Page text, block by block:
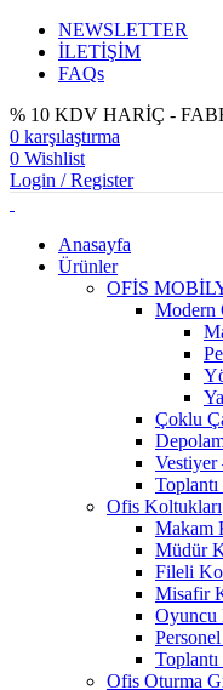
NEWSLETTER
İLETİŞİM
FAQs
% 10 KDV HARİÇ -
0 karşılaştırma
0 Wishlist
Login / Register
Anasayfa
Ürünler
OFİS
Modern
Çoklu
Vestiyer
Toplantı
Ofis Koltukları
Makam
Müdür
Fileli
Misafir
Oyuncu
Ofis Oturma